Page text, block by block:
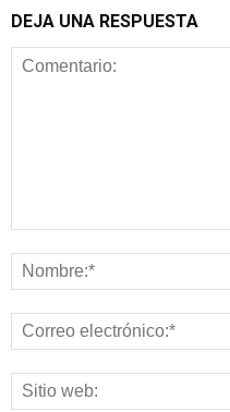
DEJA UNA RESPUESTA